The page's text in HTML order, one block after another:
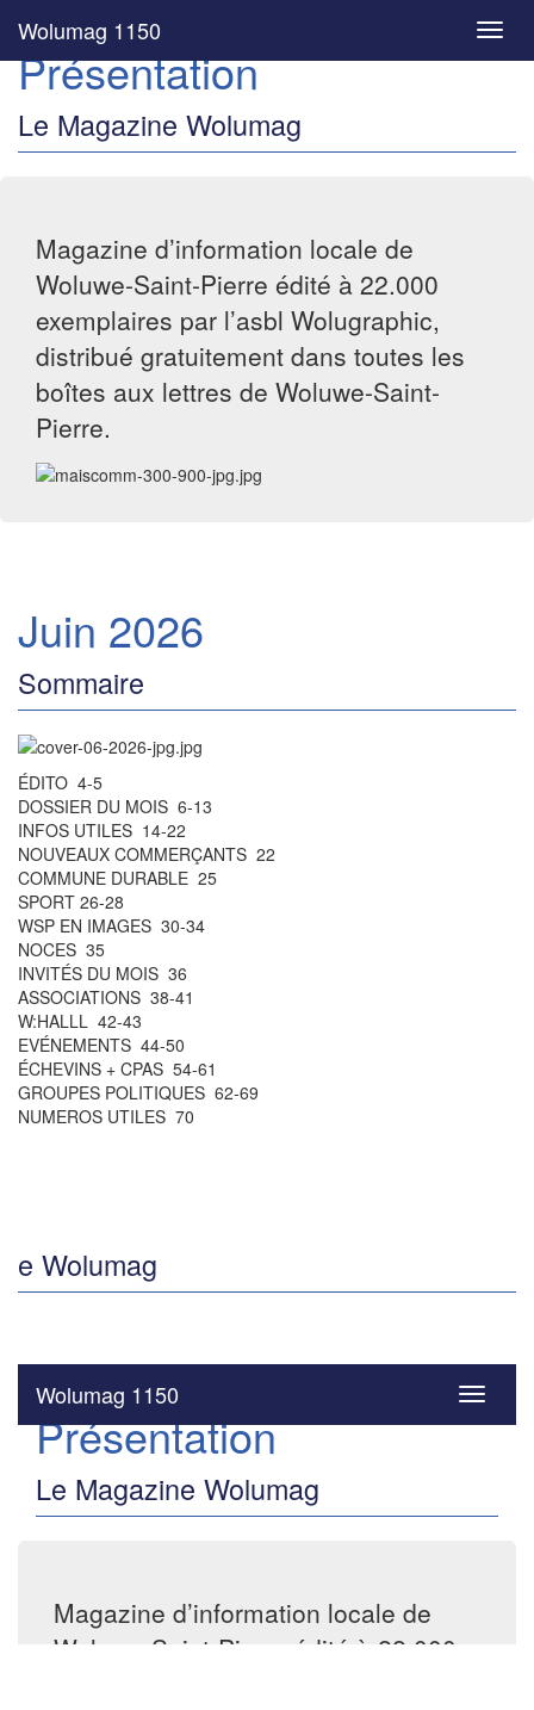
Wolumag 1150
Présentation
Le Magazine Wolumag
Magazine d’information locale de
Woluwe-Saint-Pierre édité à 22.000
exemplaires par l’asbl Wolugraphic,
distribué gratuitement dans toutes les
boîtes aux lettres de Woluwe-Saint-
Pierre.
Juin 2026
Sommaire
ÉDITO 4-5
DOSSIER DU MOIS 6-13
INFOS UTILES 14-22
NOUVEAUX COMMERÇANTS 22
COMMUNE DURABLE 25
SPORT 26-28
WSP EN IMAGES 30-34
NOCES 35
INVITÉS DU MOIS 36
ASSOCIATIONS 38-41
W:HALLL 42-43
EVÉNEMENTS 44-50
ÉCHEVINS + CPAS 54-61
GROUPES POLITIQUES 62-69
NUMEROS UTILES 70
e Wolumag